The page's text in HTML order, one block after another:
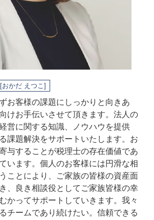
市 相談
県 税理士
県 税理士
[おかだ えつこ]
お客様の課題にしっかりと向きあ
けお手伝いさせて頂きます。法人の
営に関する知識、ノウハウを提供
課題解決をサポートいたします。 お
与することが税理士の存在価値であ
います。 個人のお客様には円滑な相
ことにより、ご家族の皆様の資産面
、良き相談役としてご家族皆様の幸
かってサポートしていきます。 我々
チームであり続けたい。 信頼できる